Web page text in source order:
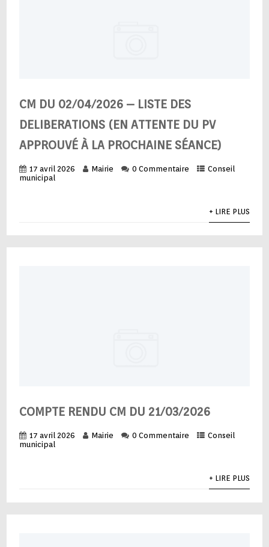
CM DU 02/04/2026 – LISTE DES
DELIBERATIONS (EN ATTENTE DU PV
APPROUVÉ À LA PROCHAINE SÉANCE)
17 avril 2026 Mairie 0 Commentaire
Conseil
municipal
+ LIRE PLUS
COMPTE RENDU CM DU 21/03/2026
17 avril 2026 Mairie 0 Commentaire
Conseil
municipal
+ LIRE PLUS